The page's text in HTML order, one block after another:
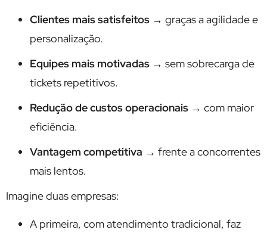
Clientes mais satisfeitos → graças a agilidade e
personalização.
Equipes mais motivadas → sem sobrecarga de
tickets repetitivos.
Redução de custos operacionais → com maior
eficiência.
Vantagem competitiva → frente a concorrentes
mais lentos.
Imagine duas empresas:
A primeira, com atendimento tradicional, faz